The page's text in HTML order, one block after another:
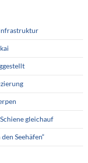
gleichauf
Seehäfen“